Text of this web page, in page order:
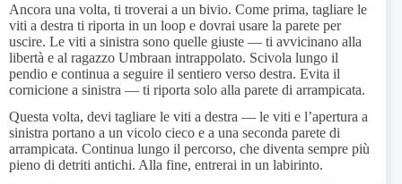
Ancora una volta, ti troverai a un bivio. Come prima, tagliare le
viti a destra ti riporta in un loop e dovrai usare la parete per
uscire. Le viti a sinistra sono quelle giuste — ti avvicinano alla
libertà e al ragazzo Umbraan intrappolato. Scivola lungo il
pendio e continua a seguire il sentiero verso destra. Evita il
cornicione a sinistra — ti riporta solo alla parete di arrampicata.
Questa volta, devi tagliare le viti a destra — le viti e l’apertura a
sinistra portano a un vicolo cieco e a una seconda parete di
arrampicata. Continua lungo il percorso, che diventa sempre più
pieno di detriti antichi. Alla fine, entrerai in un labirinto.